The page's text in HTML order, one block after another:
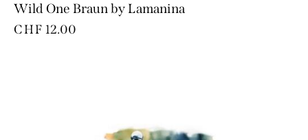
Wild One Braun by Lamanina
CHF 12.00